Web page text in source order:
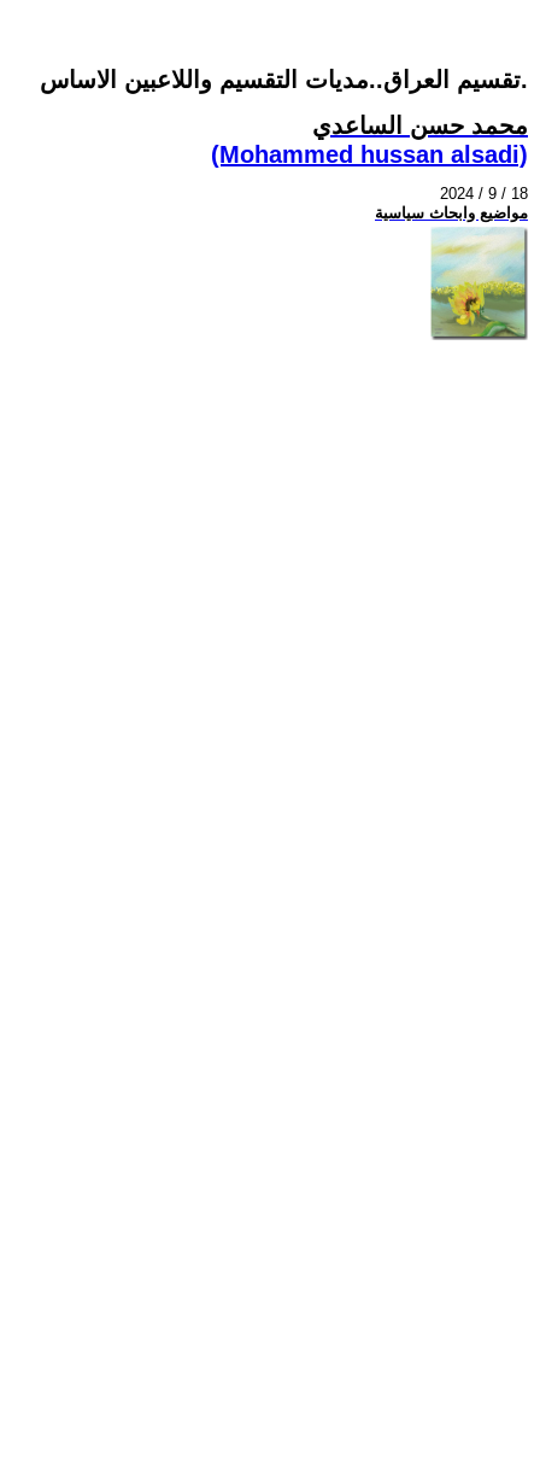
تقسيم العراق..مديات التقسيم واللاعبين الاساس.
محمد حسن الساعدي
(Mohammed hussan alsadi)
2024 / 9 / 18
مواضيع وابحاث سياسية